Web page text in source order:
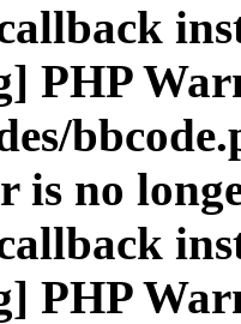
PHP
is no
PHP